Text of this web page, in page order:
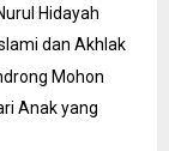
Hidayah
dan Akhlak
Mohon
Anak yang